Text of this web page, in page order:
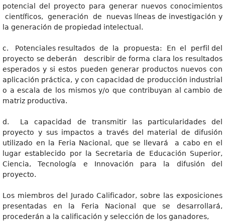
potencial del proyecto para generar nuevos conocimientos
científicos, generación de nuevas líneas de investigación y
la generación de propiedad intelectual.
c. Potenciales resultados de la propuesta: En el perfil del
proyecto se deberán describir de forma clara los resultados
esperados y si estos pueden generar productos nuevos con
aplicación práctica, y con capacidad de producción industrial
o a escala de los mismos y/o que contribuyan al cambio de
matriz productiva.
d. La capacidad de transmitir las particularidades del
proyecto y sus impactos a través del material de difusión
utilizado en la Feria Nacional, que se llevará a cabo en el
lugar establecido por la Secretaria de Educación Superior,
Ciencia, Tecnología e Innovación para la difusión del
proyecto.
Los miembros del Jurado Calificador, sobre las exposiciones
presentadas en la Feria Nacional que se desarrollará,
procederán a la calificación y selección de los ganadores,